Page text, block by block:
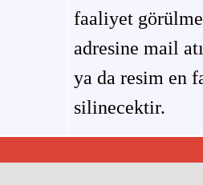
faaliyet
adresine mail
ya da resim en
silinecektir.